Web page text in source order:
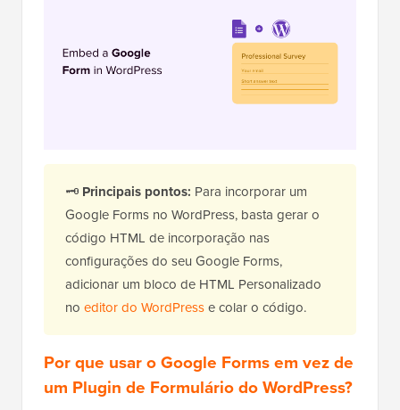
🗝️ Principais pontos: Para incorporar um
Google Forms no WordPress, basta gerar o
código HTML de incorporação nas
configurações do seu Google Forms,
adicionar um bloco de HTML Personalizado
no editor do WordPresse colar o código.
Por que usar o Google Forms em vez de
um Plugin de Formulário do WordPress?